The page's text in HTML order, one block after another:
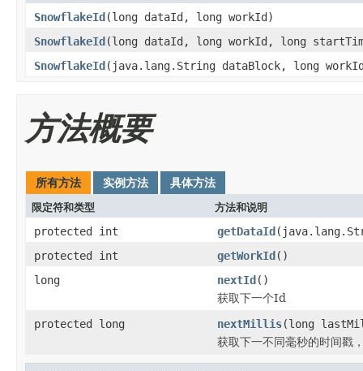
SnowflakeId(long dataId, long workId)
SnowflakeId(long dataId, long workId, long
SnowflakeId(java.lang.String dataBlock, long
方法概要
所有方法 实例方法 具体方法
限定符和类型 方法和说明
protected int getDataId
protected int
getWorkId()
long
nextId()
获取下一个Id
protected long
nextMillis(long
获取下一不同毫秒的时间戳